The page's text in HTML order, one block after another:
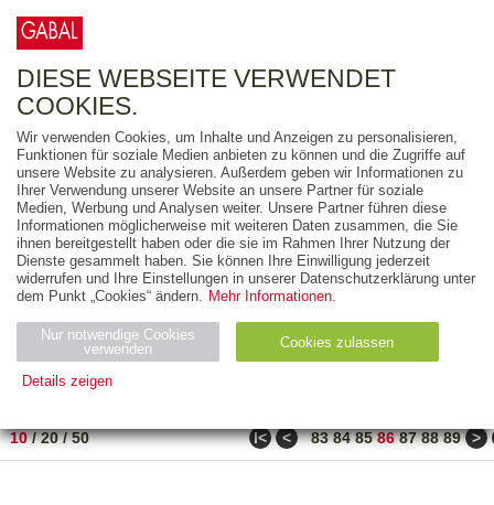
FREITEXT
AUSGABEART
AUS DER REIHE
ZUM THEMA
Neuerscheinung
Bestseller
PREIS
10/20/50 ǀ< < 83 84 85 86 87 88 89 >
DIESE WEBSEITE VERWENDET
COOKIES.
Wir verwenden Cookies, um Inhalte und Anzeigen zu personalisieren,
Funktionen für soziale Medien anbieten zu können und die Zugriffe auf
unsere Website zu analysieren. Außerdem geben wir Informationen zu
Ihrer Verwendung unserer Website an unsere Partner für soziale
Medien, Werbung und Analysen weiter. Unsere Partner führen diese
Informationen möglicherweise mit weiteren Daten zusammen, die Sie
ihnen bereitgestellt haben oder die sie im Rahmen Ihrer Nutzung der
Dienste gesammelt haben. Sie können Ihre Einwilligung jederzeit
widerrufen und Ihre Einstellungen in unserer Datenschutzerklärung unter
dem Punkt „Cookies“ ändern. Mehr Informationen.
Nur notwendige Cookies
verwenden
Cookies zulassen
Details zeigen
Name Zweck